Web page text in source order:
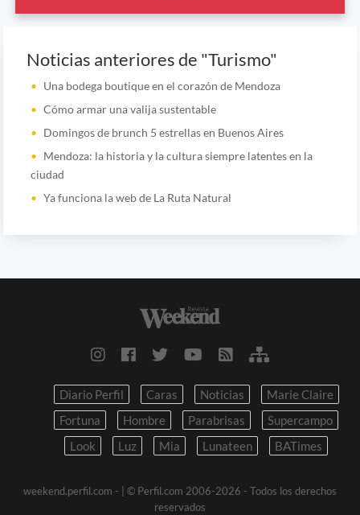
Noticias anteriores de "Turismo"
Una bodega boutique en el corazón de Mendoza
Cómo armar una valija sustentable
Domingos de brunch 5 estrellas en Buenos Aires
Mendoza: la historia y la cultura siempre latentes en la
ciudad
Ya funciona la web de La Ruta Natural
Diario Perfil Caras Noticias
Marie Claire
Fortuna
Hombre Parabrisas
Supercampo
Look
Luz Mia Lunateen BATimes
weekend.perfil.com -
| © Perfil.com 2006-2026 - Todos los derechos
reservados